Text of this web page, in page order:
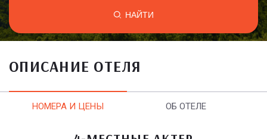
НАЙТИ
ОПИСАНИЕ ОТЕЛЯ
НОМЕРА И ЦЕНЫ ОБ ОТЕЛЕ